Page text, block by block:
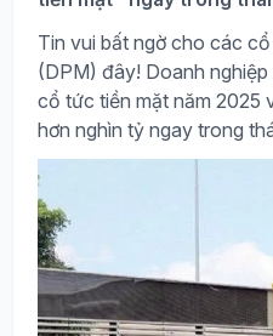
Tin vui bất ngờ cho các
(DPM) đây! Doanh
cổ tức tiền mặt năm 2025
hơn nghìn tỷ ngay trong